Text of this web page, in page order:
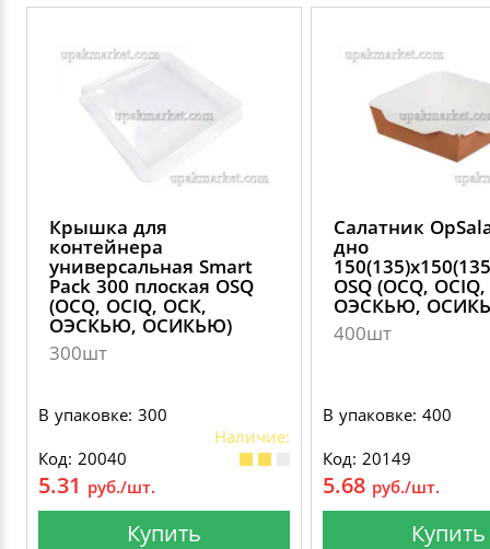
Крышка для
контейнера
универсальная Smart
Pack 300 плоская OSQ
(OCQ, OCIQ, ОСК,
ОЭСКЬЮ, ОСИКЬЮ)
300шт
В упаковке: 300
Наличие:
Код: 20040
5.31 руб./шт.
Купить
Салатник
дно
OSQ (OCQ,
ОЭСКЬЮ,
400шт
В упаковке: 400
Код: 20149
5.68 руб./шт.
Купить